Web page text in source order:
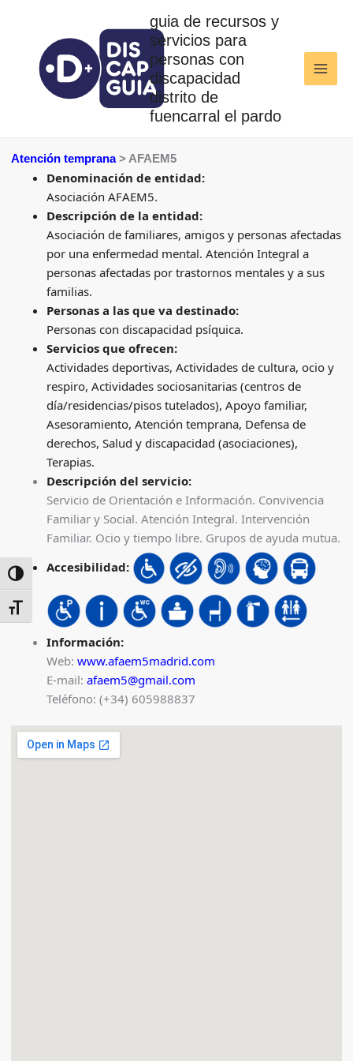
ALTERNAR ALTO CONTRASTE
ALTERNAR TAMAÑO DE LETRA
al
contenido
guia de recursos y
servicios para
personas con
discapacidad
distrito de
fuencarral el pardo
Atención temprana> AFAEM5
Denominación de entidad:
Asociación AFAEM5.
Descripción de la entidad:
Asociación de familiares, amigos y personas afectadas
por una enfermedad mental. Atención Integral a
personas afectadas por trastornos mentales y a sus
familias.
Personas a las que va destinado:
Personas con discapacidad psíquica.
Servicios que ofrecen:
Actividades deportivas, Actividades de cultura, ocio y
respiro, Actividades sociosanitarias (centros de
día/residencias/pisos tutelados), Apoyo familiar,
Asesoramiento, Atención temprana, Defensa de
derechos, Salud y discapacidad (asociaciones),
Terapias.
Descripción del servicio:
Servicio de Orientación e Información. Convivencia
Familiar y Social. Atención Integral. Intervención
Familiar. Ocio y tiempo libre. Grupos de ayuda mutua.
Accesibilidad:
Información:
Web: www.afaem5madrid.com
E-mail: afaem5@gmail.com
Teléfono: (+34) 605988837